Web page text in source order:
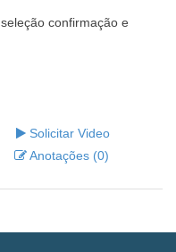
confirmação e
Solicitar Video
Anotações (0)